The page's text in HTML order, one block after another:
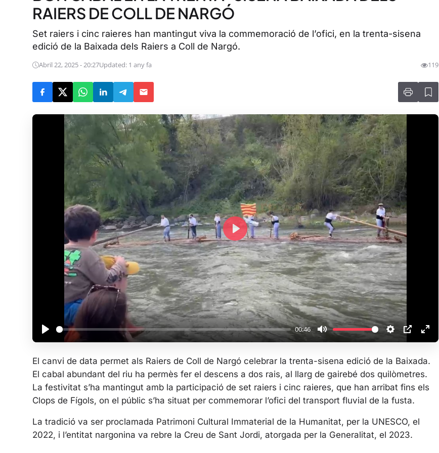
RAIERS DE COLL DE NARGÓ
Set raiers i cinc raieres han mantingut viva la commemoració de l’ofici, en la trenta-sisena
edició de la Baixada dels Raiers a Coll de Nargó.
Abril 22, 2025 - 20:27Updated: 1 any fa 119
P
a
y
00:46
M
t
e
S
t
t
i
n
g
s
P
P
E
t
e
r
P
l
a
y
El canvi de data permet als Raiers de Coll de Nargó celebrar la trenta-sisena edició de la Baixada.
El cabal abundant del riu ha permès fer el descens a dos rais, al llarg de gairebé dos quilòmetres.
La festivitat s’ha mantingut amb la participació de set raiers i cinc raieres, que han arribat fins els
Clops de Fígols, on el públic s’ha situat per commemorar l’ofici del transport fluvial de la fusta.
La tradició va ser proclamada Patrimoni Cultural Immaterial de la Humanitat, per la UNESCO, el
2022, i l’entitat nargonina va rebre la Creu de Sant Jordi, atorgada per la Generalitat, el 2023.